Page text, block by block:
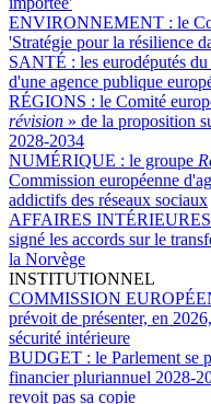
ENVIRONNEMENT : le
'Stratégie pour la résilience
SANTÉ : les eurodéputés
d'une agence publique
RÉGIONS : le Comité
révision » de la proposition
2028-2034
NUMÉRIQUE : le groupe
Commission européenne
addictifs des réseaux sociaux
AFFAIRES
signé les accords sur le
la Norvège
INSTITUTIONNEL
COMMISSION
prévoit de présenter, en
sécurité intérieure
BUDGET : le Parlement se
financier pluriannuel 2028-
revoit pas sa copie